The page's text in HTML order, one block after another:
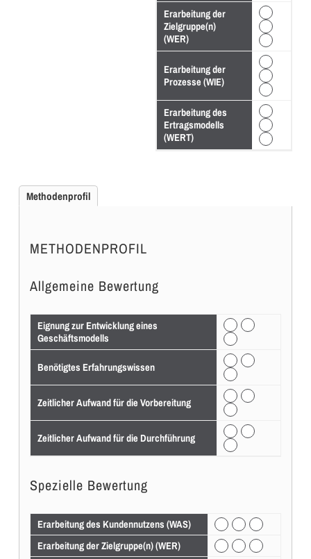
Erarbeitung der
Zielgruppe(n)
(WER)
Erarbeitung der
Prozesse (WIE)
Erarbeitung des
Ertragsmodells
(WERT)
Methodenprofil
METHODENPROFIL
Allgemeine Bewertung
Eignung zur Entwicklung eines
Geschäftsmodells
Benötigtes Erfahrungswissen
Zeitlicher Aufwand für die Vorbereitung
Zeitlicher Aufwand für die Durchführung
Spezielle Bewertung
Erarbeitung des Kundennutzens (WAS)
Erarbeitung der Zielgruppe(n) (WER)